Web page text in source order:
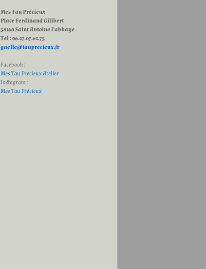
Mes Tau Précieux
Place Ferdinand Gilibert
38160 Saint Antoine l’abbaye
Tel : 06.27.07.62.75
gaelle@tauprecieux.fr
Facebook :
Mes Tau Precieux Atelier
Instagram :
Mes Tau Précieux